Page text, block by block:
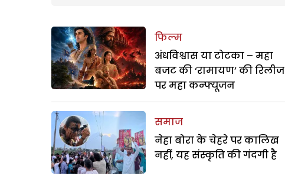
फिल्म
अंधविश्वास या टोटका – महा
बजट की ‘रामायण’ की रिलीज
पर महा कन्फ्यूजन
समाज
नेहा बोरा के चेहरे पर कालिख
नहीं, यह संस्कृति की गंदगी है